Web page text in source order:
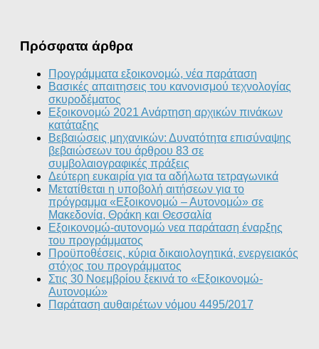
Πρόσφατα άρθρα
Προγράμματα εξοικονομώ, νέα παράταση
Βασικές απαιτησεις του κανονισμού τεχνολογίας
σκυροδέματος
Εξοικονομώ 2021 Ανάρτηση αρχικών πινάκων
κατάταξης
Βεβαιώσεις μηχανικών: Δυνατότητα επισύναψης
βεβαιώσεων του άρθρου 83 σε
συμβολαιογραφικές πράξεις
Δεύτερη ευκαιρία για τα αδήλωτα τετραγωνικά
Μετατίθεται η υποβολή αιτήσεων για το
πρόγραμμα «Εξοικονομώ – Αυτονομώ» σε
Μακεδονία, Θράκη και Θεσσαλία
Εξοικονομώ-αυτονομώ νεα παράταση έναρξης
του προγράμματος
Προϋποθέσεις, κύρια δικαιολογητικά, ενεργειακός
στόχος του προγράμματος
Στις 30 Νοεμβρίου ξεκινά το «Εξοικονομώ-
Αυτονομώ»
Παράταση αυθαιρέτων νόμου 4495/2017